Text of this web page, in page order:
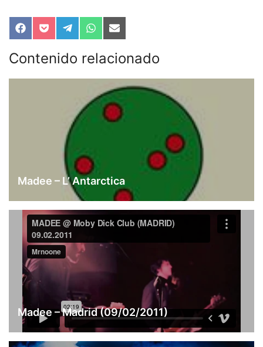
Compartir
en
Facebook
Compartir
en
Pocket
Compartir
en
Telegram
Compartir
en
WhatsApp
Compartir
en
Email
Contenido relacionado
Madee – L’ Antarctica
Madee – Madrid (09/02/2011)